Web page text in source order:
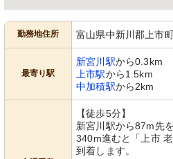
勤務地住所 富山県中新川郡上市
最寄り駅
新宮川駅から0.3km
上市駅から1.5km
中加積駅から2km
【徒歩5分】
新宮川駅から87m先
340m進むと「上市
到着します。